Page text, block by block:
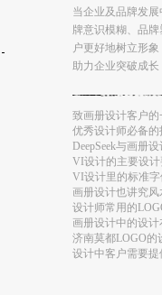
当企业及品牌发
牌意识模糊、品
户更好地树立形
助力企业突破成长
画册设计中如何
超级内涵的创意广
致画册设计客户
优秀设计师必备的
‌DeepSeek与画册
VI设计的主要设
VI设计里的标准
画册设计也讲究
设计师常用的
画册设计中的设计
济南莫都LOGO的
设计中客户需要提